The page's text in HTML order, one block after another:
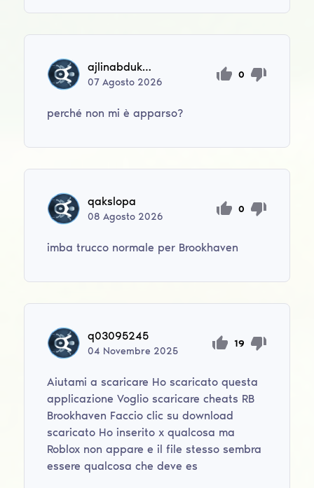
ajlinabdukarimova
07Agosto 2026
0
perché non mi è apparso?
qakslopa
08Agosto 2026
0
imba trucco normale per Brookhaven
q03095245
04 Novembre 2025
19
Aiutami a scaricare Ho scaricato questa
applicazione Voglio scaricare cheats RB
Brookhaven Faccio clic su download
scaricato Ho inserito x qualcosa ma
Roblox non appare e il file stesso sembra
essere qualcosa che deve es